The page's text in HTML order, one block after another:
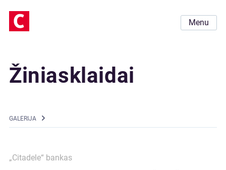
Menu
Žiniasklaidai
GALERIJA
„Citadele“ bankas